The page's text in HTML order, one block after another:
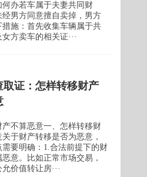
何办若车属于夫妻共同财
经男方同意擅自卖掉，男方
措施：首先收集车辆属于共
方卖车的相关证···
取证：怎样转移财产
产不算恶意一、怎样转移财
于财产转移是否为恶意，
需要明确：1.合法前提下的财
意。比如正常市场交易，
价值转让房···